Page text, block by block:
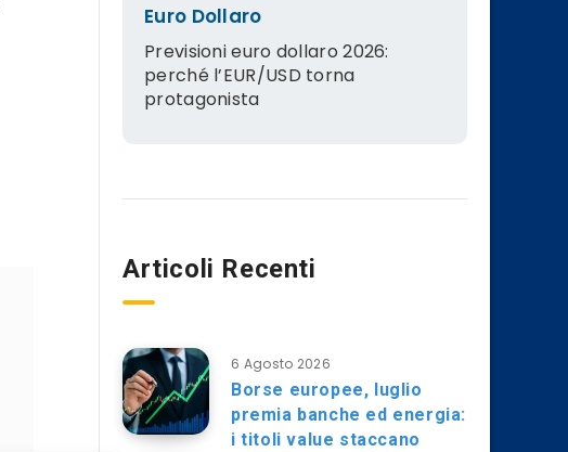
Euro Dollaro
Previsioni euro dollaro 2026:
perché l’EUR/USD torna
protagonista
Articoli Recenti
6 Agosto 2026
Borse europee, luglio
premia banche ed energia:
i titoli value staccano